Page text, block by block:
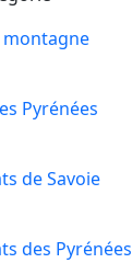
montagne
Pyrénées
de Savoie
des Pyrénées